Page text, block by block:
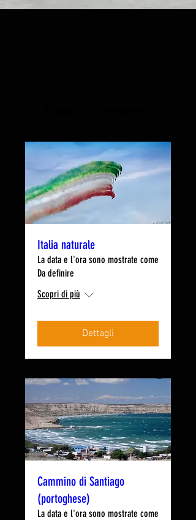
Italia naturale
La data e l'ora sono mostrate come
Da definire
Scopri di più
Dettagli
Cammino di Santiago
(portoghese)
La data e l'ora sono mostrate come